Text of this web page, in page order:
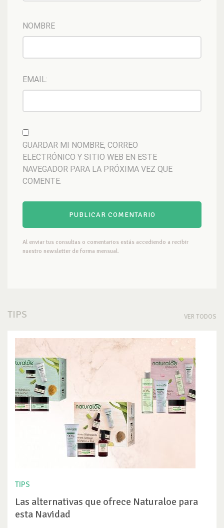
NOMBRE
EMAIL:
GUARDAR MI NOMBRE, CORREO
ELECTRÓNICO Y SITIO WEB EN ESTE
NAVEGADOR PARA LA PRÓXIMA VEZ QUE
COMENTE.
Al enviar tus consultas o comentarios estás accediendo a recibir
nuestro newsletter de forma mensual.
TIPS VER TODOS
TIPS
Las alternativas que ofrece Naturaloe para
esta Navidad